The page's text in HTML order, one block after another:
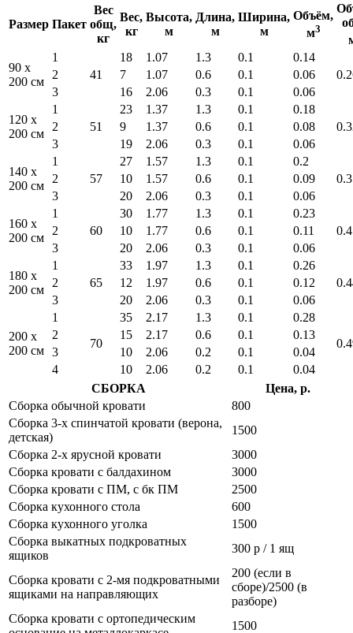
Размер Пакет
Вес
общ,
кг
Вес,
кг
Высота,
м
Длина,
м
Ширина,
м
Объём,
м3
90 x
200 см
1
41
18 1.07 1.3 0.1
0.14
2 7 1.07 0.6 0.1
0.06
3
16 2.06 0.3 0.1 0.06
120 x
200 см
1
51
23 1.37 1.3 0.1
0.18
2 9 1.37 0.6 0.1
0.08
3
19 2.06 0.3 0.1 0.06
140 x
200 см
1
57
27 1.57 1.3 0.1
0.2
2 10 1.57 0.6 0.1
0.09
3
20 2.06 0.3 0.1 0.06
160 x
200 см
1
60
30 1.77 1.3 0.1
0.23
0.4
2 10 1.77 0.6 0.1
0.11
3
20 2.06 0.3 0.1 0.06
180 x
200 см
1
65
33 1.97 1.3 0.1
0.26
2 12 1.97 0.6 0.1
0.12
3
20 2.06 0.3 0.1 0.06
200 x
200 см
1
70
35 2.17 1.3 0.1
0.28
2 15 2.17 0.6 0.1
0.13
3
10 2.06 0.2 0.1
0.04
4
10 2.06 0.2 0.1
0.04
СБОРКА
Цена, р.
Сборка обычной кровати
800
Сборка 3-х спинчатой кровати (верона,
детская)
1500
Сборка 2-х ярусной кровати
3000
Сборка кровати с балдахином
3000
Сборка кровати с ПМ, с бк ПМ
2500
Сборка кухонного стола
600
Сборка кухонного уголка
1500
Сборка выкатных подкроватных
ящиков
300 р / 1 ящ
Сборка кровати с 2-мя подкроватными
ящиками на направляющих
200 (если в
сборе)/2500 (в
разборе)
Сборка кровати с ортопедическим
1500